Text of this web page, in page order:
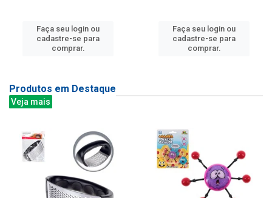
Faça seu login ou
cadastre-se para
comprar.
Faça seu login ou
cadastre-se para
comprar.
Produtos em Destaque
Veja mais